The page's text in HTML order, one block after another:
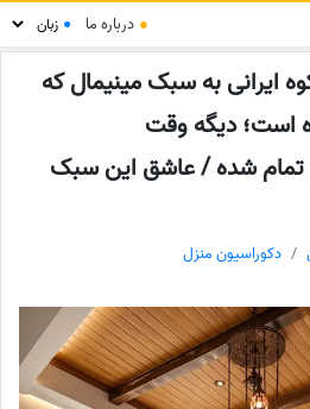
● درباره ما ●
ایرانی به سبک مینیمال که
است؛ دیگه وقت
تمام شده / عاشق این سبک
دکوراسیون منزل